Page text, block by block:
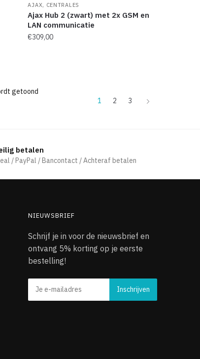
AJAX, CENTRALES
Ajax Hub 2 (zwart) met 2x GSM en
LAN communicatie
€309,00
getoond
1
2 3
betalen
/ PayPal / Bancontact / Achteraf betalen
NIEUWSBRIEF
Schrijf je in voor de nieuwsbrief en
ontvang 5% korting op je eerste
bestelling!